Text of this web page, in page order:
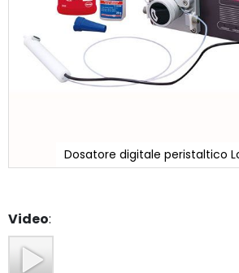
Dosatore digitale peristaltico
galleria
di
immagini
Video: